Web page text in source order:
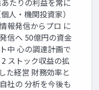
たりの利益を常に
人・機関投資家）
報発信からプロ に
信へ 50億円の資金
中 心の調達計画で
ストック収益の拡
た経営 財務効率と
社の 分析を今後も